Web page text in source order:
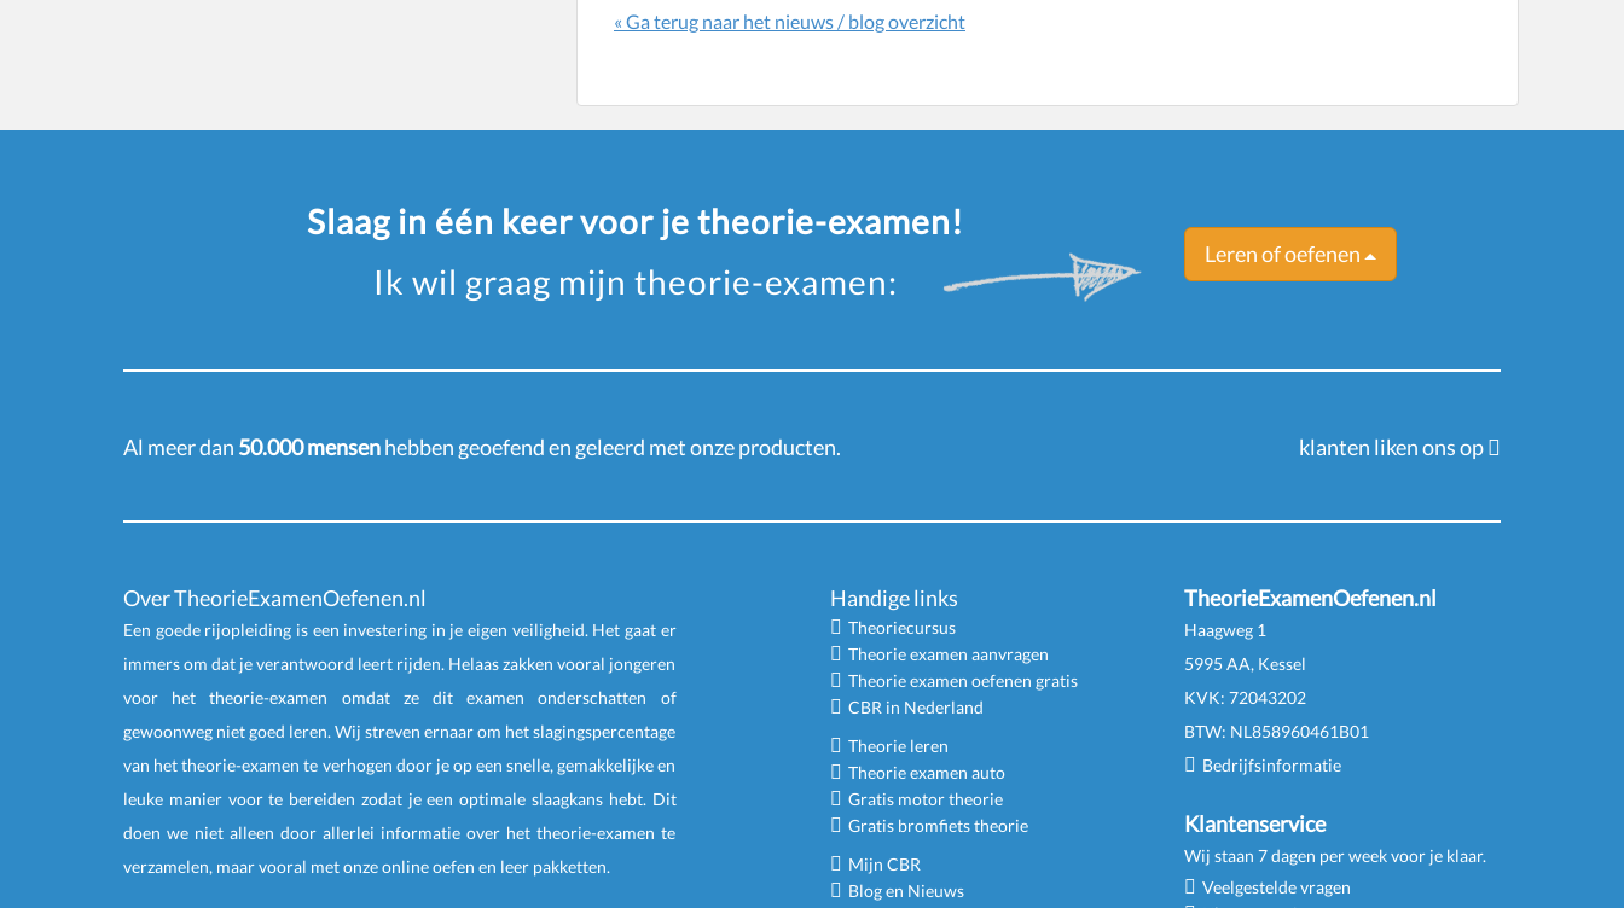
« Ga terug naar het nieuws / blog overzicht
Slaag in één keer voor je theorie-examen!
Ik wil graag mijn theorie-examen:
Leren of oefenen
Al meer dan 50.000 mensenhebben geoefend en geleerd met onze producten. klanten liken ons op
Over TheorieExamenOefenen.nl
Een goede rijopleiding is een investering in je eigen veiligheid. Het gaat er
immers om dat je verantwoord leert rijden. Helaas zakken vooral jongeren
voor het theorie-examen omdat ze dit examen onderschatten of
gewoonweg niet goed leren. Wij streven ernaar om het slagingspercentage
van het theorie-examen te verhogen door je op een snelle, gemakkelijke en
leuke manier voor te bereiden zodat je een optimale slaagkans hebt. Dit
doen we niet alleen door allerlei informatie over het theorie-examen te
verzamelen, maar vooral met onze onlineoefen en leer pakketten.
Handige links
Theoriecursus
Theorie examen aanvragen
Theorie examen oefenen gratis
CBR in Nederland
Theorie leren
Theorie examen auto
Gratis motor theorie
Gratis bromfiets theorie
Mijn CBR
Blog en Nieuws
TheorieExamenOefenen.nl
Haagweg 1
5995 AA, Kessel
KVK: 72043202
BTW: NL858960461B01
Bedrijfsinformatie
Klantenservice
Wij staan 7 dagen per week voor je klaar.
Veelgestelde vragen